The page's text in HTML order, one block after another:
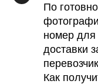
По
номер для
доставки
Как